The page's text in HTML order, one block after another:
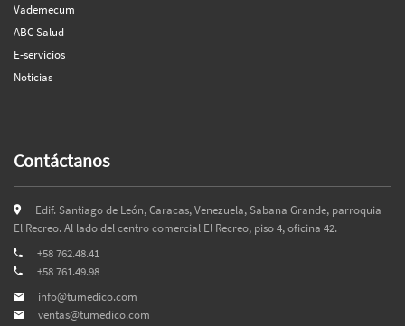
Vademecum
ABC Salud
E-servicios
Noticias
Contáctanos
Edif. Santiago de León, Caracas, Venezuela, Sabana Grande, parroquia
El Recreo. Al lado del centro comercial El Recreo, piso 4, oficina 42.
+58 762.48.41
+58 761.49.98
info@tumedico.com
ventas@tumedico.com